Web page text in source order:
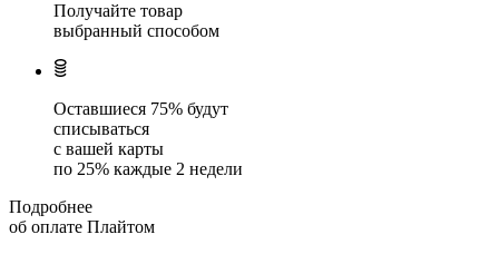
Получайте товар
выбранный способом
Оставшиеся 75% будут
списываться
с вашей карты
по 25% каждые 2 недели
Подробнее
об оплате Плайтом